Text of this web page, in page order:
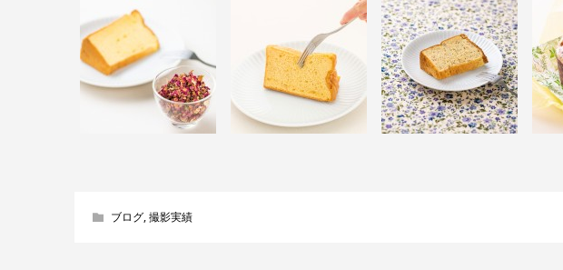
ブログ,撮影実績